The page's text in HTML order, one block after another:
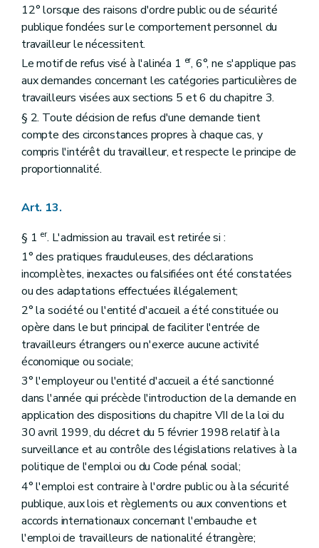
12° lorsque des raisons d'ordre public ou de sécurité
publique fondées sur le comportement personnel du
travailleur le nécessitent.
Le motif de refus visé à l'alinéa 1 er, 6°, ne s'applique pas
aux demandes concernant les catégories particulières de
travailleurs visées aux sections 5 et 6 du chapitre 3.
§ 2. Toute décision de refus d'une demande tient
compte des circonstances propres à chaque cas, y
compris l'intérêt du travailleur, et respecte le principe de
proportionnalité.
Art. 13.
§ 1 er. L'admission au travail est retirée si :
1° des pratiques frauduleuses, des déclarations
incomplètes, inexactes ou falsifiées ont été constatées
ou des adaptations effectuées illégalement;
2° la société ou l'entité d'accueil a été constituée ou
opère dans le but principal de faciliter l'entrée de
travailleurs étrangers ou n'exerce aucune activité
économique ou sociale;
3° l'employeur ou l'entité d'accueil a été sanctionné
dans l'année qui précède l'introduction de la demande en
application des dispositions du chapitre VII de la loi du
30 avril 1999, du décret du 5 février 1998 relatif à la
surveillance et au contrôle des législations relatives à la
politique de l'emploi ou du Code pénal social;
4° l'emploi est contraire à l'ordre public ou à la sécurité
publique, aux lois et règlements ou aux conventions et
accords internationaux concernant l'embauche et
l'emploi de travailleurs de nationalité étrangère;